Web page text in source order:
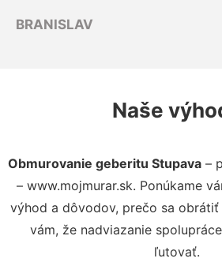
BRANISLAV
Naše
Obmurovanie geberitu Stupava –
– www.mojmurar.sk. Ponúkame
výhod a dôvodov, prečo sa obrátiť
vám, že nadviazanie
ľutovať.